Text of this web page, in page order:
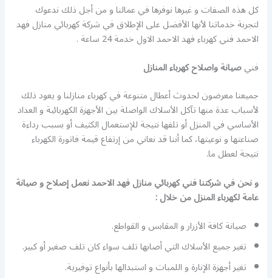
كل هذه الصفات و غيرها نوفرها في عمالنا و من أجل ذلك ندعوك
لتجربة خدماتنا لأنها الأفضل على الإطلاق في شركة كهربائي منازل فهد
الاحمد فني كهرباء فهد الاحمد الاول خدمة 24 ساعة .
فنيصيانة واصلاح كهرباء المنازل
جميعنا معرضون لحدوث أعطال متنوعة في كهرباء منازلنا و يعود ذلك
لأسباب عدة منها تآكل الأسلاك الواصلة بين الأجهزة الكهربائية و العداد
الأساسي في المنزل أو تلفها نتيجة للإستعمال الكثيف أو بسبب رداءة
صناعتها و نوعيتها، كما أننا قد نعاني من إرتفاع قيمة فاتورة الكهرباء
نتيجة لعطل ما.
و نحن في شركتنا فني كهربائي منازل فهد الاحمد نعمل إصلاح و صيانة
عامة لكهرباء المنزل من خلال :
صيانة كافة الأزرار و المقابس و القواطع.
تغير جميع الأسلاك التي أصابها تلف سواء كان تلف صغير أو كبير.
تغير أجهزة الإنارة و اللمبات و استبدالها بأنواع توفيرية.